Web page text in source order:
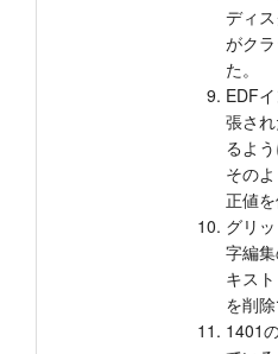
ディ
がク
た。
EDF
張さ
るよ
その
正値を
グリ
字編
キス
を削
1401